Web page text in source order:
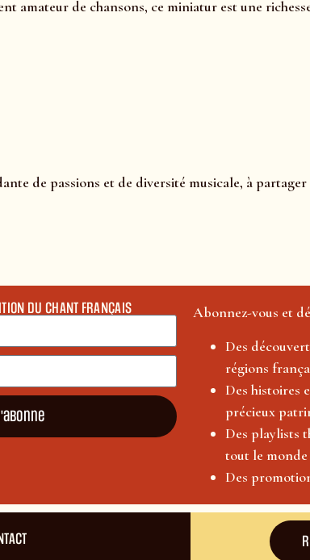
amateur de chansons, ce miniatur est une
de passions et de diversité musicale, à
DU CHANT FRANÇAIS
Abonnez-vous et
Des
régions
Des histoires
précieux
Des playlists
tout le monde
Des